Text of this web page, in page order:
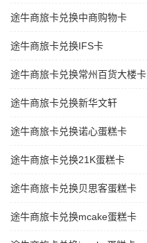
途牛商旅卡兑换中商购物卡
途牛商旅卡兑换IFS卡
途牛商旅卡兑换常州百货大楼卡
途牛商旅卡兑换新华文轩
途牛商旅卡兑换诺心蛋糕卡
途牛商旅卡兑换21K蛋糕卡
途牛商旅卡兑换贝思客蛋糕卡
途牛商旅卡兑换mcake蛋糕卡